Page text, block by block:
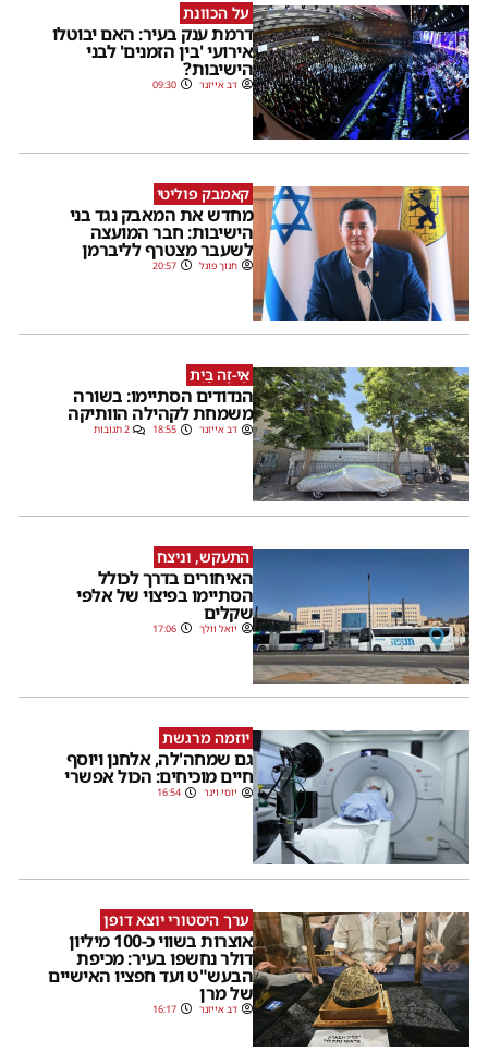
על הכוונת
דרמת ענק בעיר: האם יבוטלו
אירועי 'בין הזמנים' לבני
הישיבות?
דב אייזנר 09:30
קאמבק פוליטי
מחדש את המאבק נגד בני
הישיבות: חבר המועצה
לשעבר מצטרף לליברמן
חנוך פוגל 20:57
אֵי-זֶה בַּיִת
הנדודים הסתיימו: בשורה
משמחת לקהילה הוותיקה
דב אייזנר 18:55 2 תגובות
התעקש, וניצח
האיחורים בדרך לכולל
הסתיימו בפיצוי של אלפי
שקלים
יואל וולך 17:06
יוזמה מרגשת
גם שמחה'לה, אלחנן ויוסף
חיים מוכיחים: הכול אפשרי
יוסי וינר 16:54
ערך היסטורי יוצא דופן
אוצרות בשווי כ-100 מיליון
דולר נחשפו בעיר: מכיפת
הבעש"ט ועד חפציו האישיים
של מרן
דב אייזנר 16:17